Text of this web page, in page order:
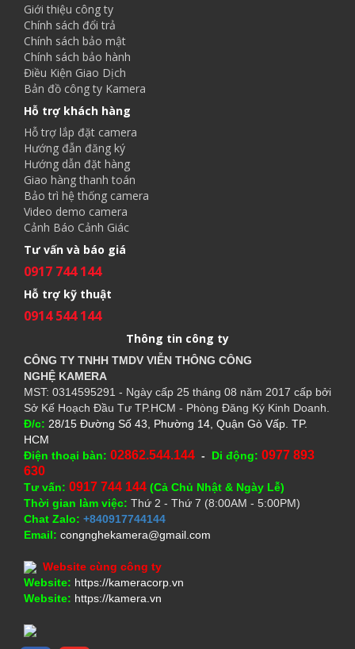
Giới thiệu công ty
Chính sách đổi trả
Chính sách bảo mật
Chính sách bảo hành
Điều Kiện Giao Dịch
Bản đồ công ty Kamera
Hỗ trợ khách hàng
Hỗ trợ lắp đặt camera
Hướng đẫn đăng ký
Hướng dẫn đặt hàng
Giao hàng thanh toán
Bảo trì hệ thống camera
Video demo camera
Cảnh Báo Cảnh Giác
Tư vấn và báo giá
0917 744 144
Hỗ trợ kỹ thuật
0914 544 144
Thông tin công ty
CÔNG TY TNHH TMDV VIỄN THÔNG CÔNG
NGHỆ KAMERA
MST: 0314595291 - Ngày cấp 25 tháng 08 năm 2017 cấp bởi
Sở Kế Hoạch Đầu Tư TP.HCM - Phòng Đăng Ký Kinh Doanh.
Đ/c: 28/15 Đường Số 43, Phường 14, Quận Gò Vấp. TP.
HCM
Điện thoại bàn: 02862.544.144 - Di động: 0977 893
630
Tư vấn: 0917 744 144 (Cả Chủ Nhật & Ngày Lễ)
Thời gian làm việc: Thứ 2 - Thứ 7 (8:00AM - 5:00PM)
Chat Zalo: +840917744144
Email: congnghekamera@gmail.com
Website cùng công ty
Website: https://kameracorp.vn
Website: https://kamera.vn